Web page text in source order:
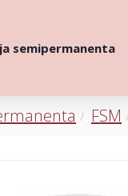
semipermanenta
FSM